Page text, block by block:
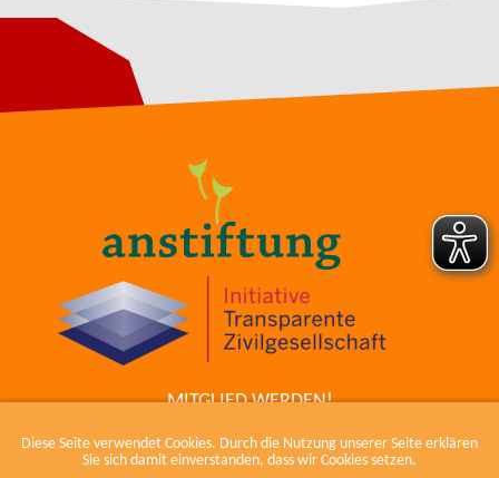
Diese Seite verwendet Cookies. Durch die Nutzung unserer Seite erklären
Sie sich damit einverstanden, dass wir Cookies setzen.
MITGLIED WERDEN!
KONTAKT